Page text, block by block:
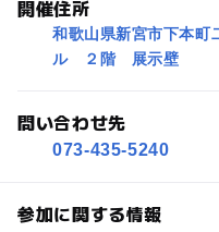
開催住所
和歌山県新宮市下本町
ル ２階 展示壁
問い合わせ先
073-435-5240
参加に関する情報